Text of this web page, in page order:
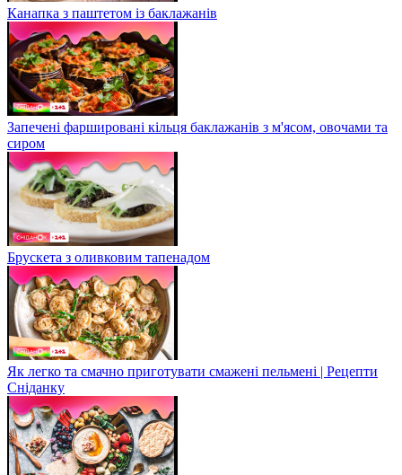
Канапка з паштетом із баклажанів
Запечені фаршировані кільця баклажанів з м'ясом, овочами та
сиром
Брускета з оливковим тапенадом
Як легко та смачно приготувати смажені пельмені | Рецепти
Сніданку